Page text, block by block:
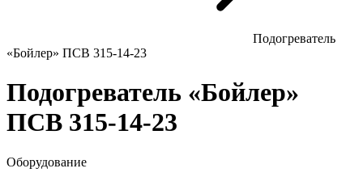
Подогреватель
«Бойлер» ПСВ 315-14-23
Подогреватель «Бойлер»
ПСВ 315-14-23
Оборудование